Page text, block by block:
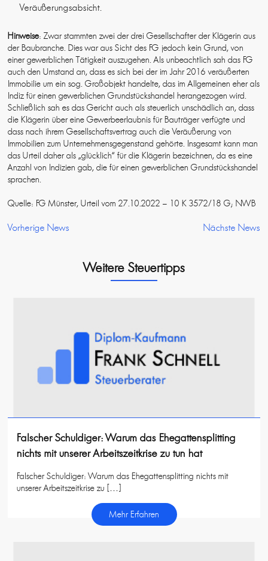
Veräußerungsabsicht.
Hinweise: Zwar stammten zwei der drei Gesellschafter der Klägerin aus
der Baubranche. Dies war aus Sicht des FG jedoch kein Grund, von
einer gewerblichen Tätigkeit auszugehen. Als unbeachtlich sah das FG
auch den Umstand an, dass es sich bei der im Jahr 2016 veräußerten
Immobilie um ein sog. Großobjekt handelte, das im Allgemeinen eher als
Indiz für einen gewerblichen Grundstückshandel herangezogen wird.
Schließlich sah es das Gericht auch als steuerlich unschädlich an, dass
die Klägerin über eine Gewerbeerlaubnis für Bauträger verfügte und
dass nach ihrem Gesellschaftsvertrag auch die Veräußerung von
Immobilien zum Unternehmensgegenstand gehörte. Insgesamt kann man
das Urteil daher als „glücklich“ für die Klägerin bezeichnen, da es eine
Anzahl von Indizien gab, die für einen gewerblichen Grundstückshandel
sprachen.
Quelle: FG Münster, Urteil vom 27.10.2022 – 10 K 3572/18 G; NWB
Vorherige News Nächste News
Weitere Steuertipps
Falscher Schuldiger: Warum das Ehegattensplitting
nichts mit unserer Arbeitszeitkrise zu tun hat
Falscher Schuldiger: Warum das Ehegattensplitting nichts mit
unserer Arbeitszeitkrise zu […]
Mehr Erfahren